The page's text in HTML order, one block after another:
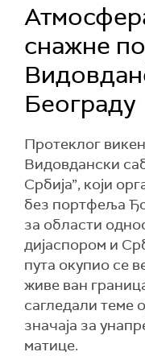
снажне
Београду
Протеклог
Видовдански
Србија”, који
без портфеља
за области
дијаспором и
пута окупио се
живе ван
сагледали теме
значаја за
матице.